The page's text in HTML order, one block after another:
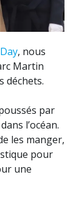
, nous
Martin
déchets.
par
l’océan.
les manger,
pour
une